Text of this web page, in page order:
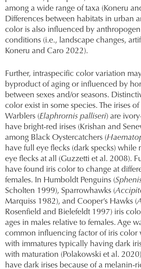
among a wide range of taxa (Koneru
Differences between habitats in urban
color is also influenced by
conditions (i.e., landscape changes,
Koneru and Caro 2022).
Further, intraspecific color variation
byproduct of aging or influenced by
between sexes and/or seasons.
color exist in some species. The irises
Warblers (Elaphrornis palliseri) are
have bright-red irises (Krishan and
among Black Oystercatchers (
have full eye flecks (dark specks) while
eye flecks at all (Guzzetti et al. 2008).
have found iris color to change at
females. In Humboldt Penguins (
Scholten 1999), Sparrowhawks (
Marquiss 1982), and Cooper’s Hawks (
Rosenfield and Bielefeldt 1997) iris
ages in males relative to females. Age
common influencing factor of iris color
with immatures typically having dark
with maturation (Polakowski et al.
have dark irises because of a melanin-